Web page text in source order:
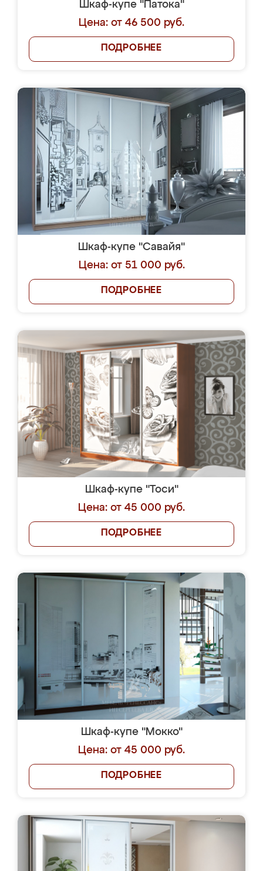
Шкаф-купе "Патока"
Цена: от 46 500 руб.
ПОДРОБНЕЕ
Шкаф-купе "Савайя"
Цена: от 51 000 руб.
ПОДРОБНЕЕ
Шкаф-купе "Тоси"
Цена: от 45 000 руб.
ПОДРОБНЕЕ
Шкаф-купе "Мокко"
Цена: от 45 000 руб.
ПОДРОБНЕЕ